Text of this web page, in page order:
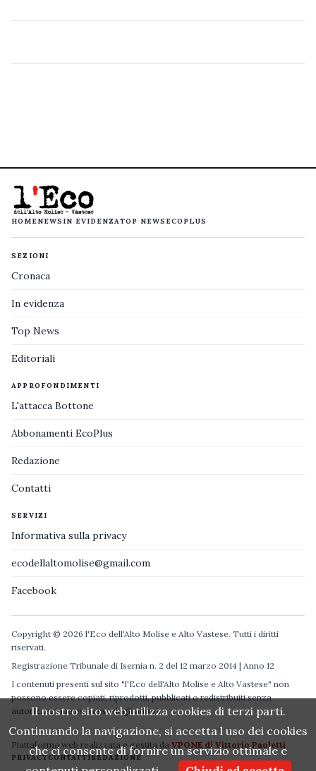
HOMENEWS IN EVIDENZATOP NEWS ECOPLUS
SEZIONI
Cronaca
In evidenza
Top News
Editoriali
APPROFONDIMENTI
L'attacca Bottone
Abbonamenti EcoPlus
Redazione
Contatti
SERVIZI
Informativa sulla privacy
ecodellaltomolise@gmail.com
Facebook
Copyright © 2026 l'Eco dell'Alto Molise e Alto Vastese. Tutti i diritti
riservati.
Registrazione Tribunale di Isernia n. 2 del 12 marzo 2014 | Anno 12
I contenuti presenti sul sito "l'Eco dell'Alto Molise e Alto Vastese" non
possono essere copiati, riprodotti, pubblicati o redistribuiti senza
autorizzazione espressa degli autori.
Piattaforma web realizzata e gestita da VPONE di Vittorio Paoletti
PRIVACYCONTATTIREDAZIONE
Il nostro sito web utilizza cookies di terzi parti.
Continuando la navigazione, si accetta l uso dei cookies
che ci consente di fornire un servizio ottimale e